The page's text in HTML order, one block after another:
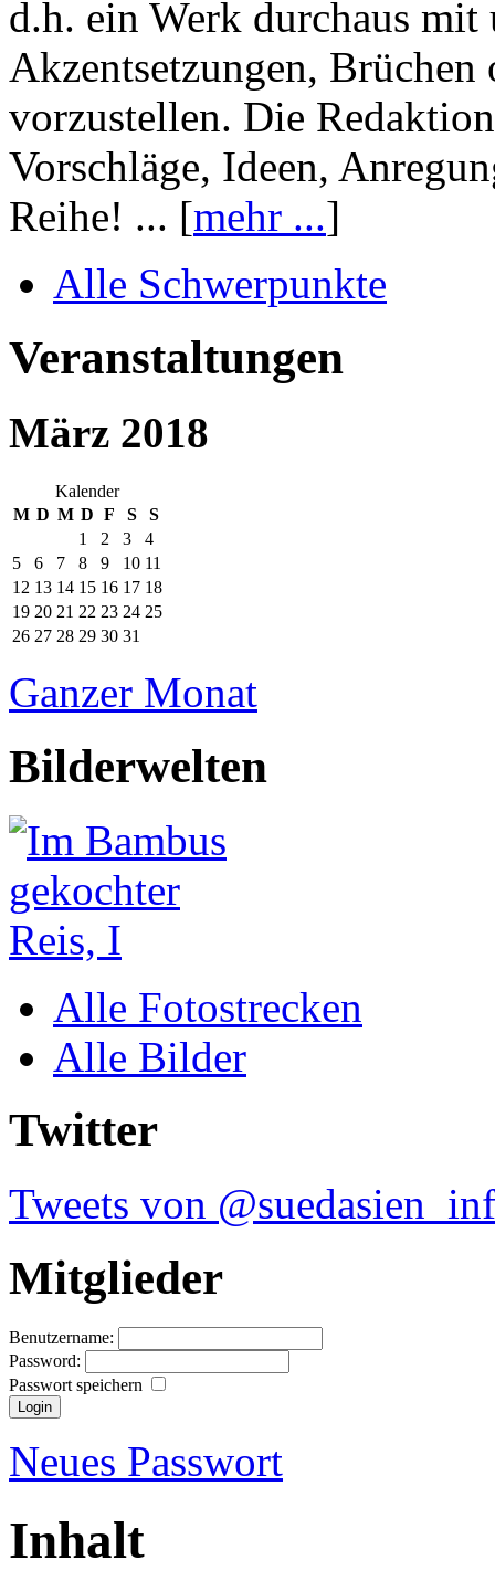
d.h. ein Werk durchaus mit
Akzentsetzungen, Brüchen
vorzustellen. Die
Vorschläge, Ideen,
Reihe! ... [mehr ...]
Alle Schwerpunkte
Veranstaltungen
März 2018
Kalender
M D M D F S
S
1
2 3
4
5
6 7 8 9 10 11
12 13 14 15 16 17 18
19 20 21 22 23 24 25
26 27 28 29 30 31
Ganzer Monat
Bilderwelten
Alle Fotostrecken
Alle Bilder
Twitter
Tweets von
Mitglieder
Benutzername:
Password:
Passwort speichern
Neues Passwort
Inhalt